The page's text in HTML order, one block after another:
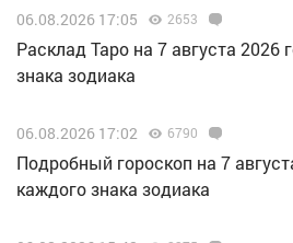
06.08.2026 17:05 2653
Расклад Таро на 7 августа 2026
знака зодиака
06.08.2026 17:02 6790
Подробный гороскоп на 7
каждого знака зодиака